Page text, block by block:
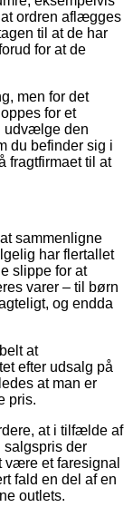
ordren aflægges
til at de har
for at de
men for det
for et
udvælge den
du befinder sig i
fragtfirmaet til at
sammenligne
har flertallet
slippe for at
varer – til børn
og endda
at
efter udsalg på
at man er
pris.
at i tilfælde af
salgspris der
være et faresignal
fald en del af en
outlets.